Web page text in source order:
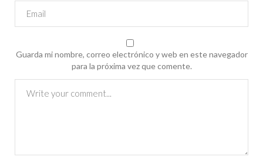
Guarda mi nombre, correo electrónico y web en este navegador
para la próxima vez que comente.